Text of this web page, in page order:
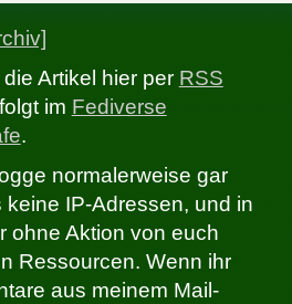
Artikel hier per RSS
im Fediverse
.
normalerweise gar
IP-Adressen, und in
ohne Aktion von euch
Ressourcen. Wenn ihr
aus meinem Mail-